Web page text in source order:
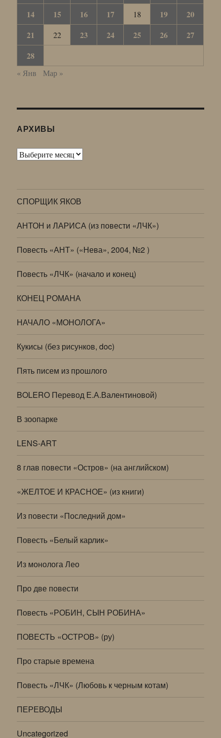
14
15 16 17 18 19
20
21
22 23 24 25 26
27
28
« Янв Мар »
АРХИВЫ
Архивы
СПОРЩИК ЯКОВ
АНТОН и ЛАРИСА (из повести «ЛЧК»)
Повесть «АНТ» («Нева», 2004, №2 )
Повесть «ЛЧК» (начало и конец)
КОНЕЦ РОМАНА
НАЧАЛО «МОНОЛОГА»
Кукисы (без рисунков, doc)
Пять писем из прошлого
BOLERO Перевод Е.А.Валентиновой)
В зоопарке
LENS-ART
8 глав повести «Остров» (на английском)
«ЖЕЛТОЕ И КРАСНОЕ» (из книги)
Из повести «Последний дом»
Повесть «Белый карлик»
Из монолога Лео
Про две повести
Повесть «РОБИН, СЫН РОБИНА»
ПОВЕСТЬ «ОСТРОВ» (ру)
Про старые времена
Повесть «ЛЧК» (Любовь к черным котам)
ПЕРЕВОДЫ
Uncategorized